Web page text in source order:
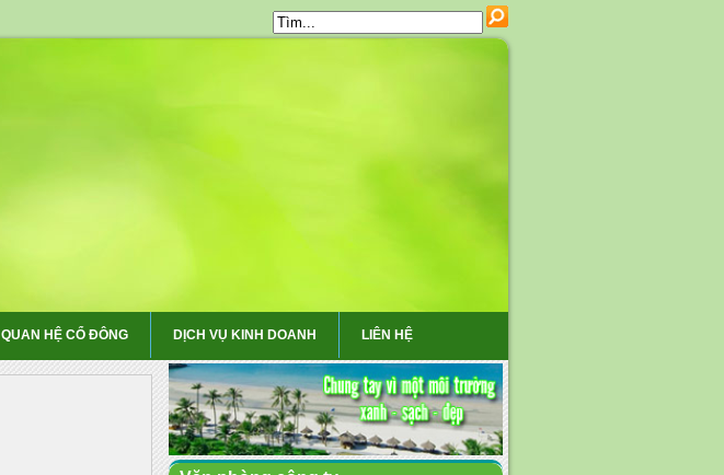
QUAN HỆ CỔ ĐÔNG DỊCH VỤ KINH DOANH LIÊN HỆ